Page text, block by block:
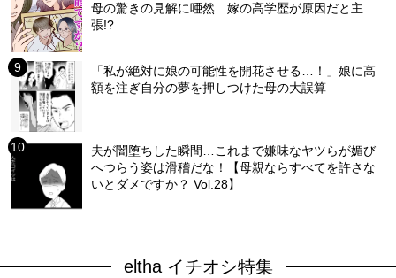
母の驚きの見解に唖然…嫁の高学歴が原因だと主
張!?
「私が絶対に娘の可能性を開花させる…！」娘に高
額を注ぎ自分の夢を押しつけた母の大誤算
夫が闇堕ちした瞬間…これまで嫌味なヤツらが媚び
へつらう姿は滑稽だな！【母親ならすべてを許さな
いとダメですか？ Vol.28】
eltha イチオシ特集